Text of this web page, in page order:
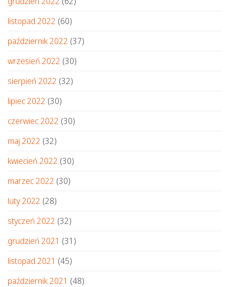
listopad 2022 (60)
październik 2022 (37)
wrzesień 2022 (30)
sierpień 2022 (32)
lipiec 2022 (30)
czerwiec 2022 (30)
maj 2022 (32)
kwiecień 2022 (30)
marzec 2022 (30)
luty 2022 (28)
styczeń 2022 (32)
grudzień 2021 (31)
listopad 2021 (45)
październik 2021 (48)